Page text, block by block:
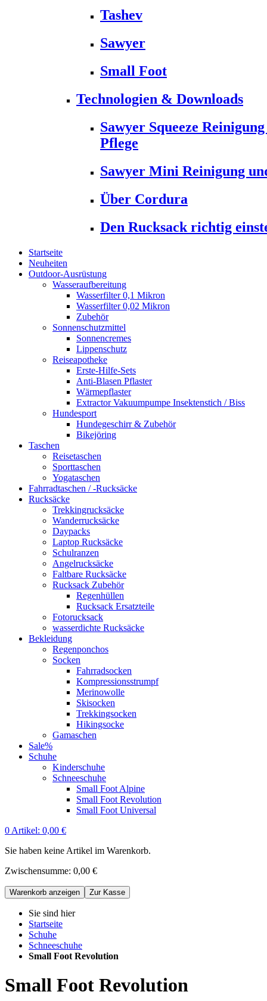
Tashev
Sawyer
Small Foot
Technologien & Downloads
Sawyer Squeeze
Pflege
Sawyer Mini Reinigung
Über Cordura
Den Rucksack richtig
Startseite
Neuheiten
Outdoor-Ausrüstung
Wasseraufbereitung
Wasserfilter 0,1 Mikron
Wasserfilter 0,02 Mikron
Zubehör
Sonnenschutzmittel
Sonnencremes
Lippenschutz
Reiseapotheke
Erste-Hilfe-Sets
Anti-Blasen Pflaster
Wärmepflaster
Extractor Vakuumpumpe Insektenstich / Biss
Hundesport
Hundegeschirr & Zubehör
Bikejöring
Taschen
Reisetaschen
Sporttaschen
Yogataschen
Fahrradtaschen / -Rucksäcke
Rucksäcke
Trekkingrucksäcke
Wanderrucksäcke
Daypacks
Laptop Rucksäcke
Schulranzen
Angelrucksäcke
Faltbare Rucksäcke
Rucksack Zubehör
Regenhüllen
Rucksack Ersatzteile
Fotorucksack
wasserdichte Rucksäcke
Bekleidung
Regenponchos
Socken
Fahrradsocken
Kompressionsstrumpf
Merinowolle
Skisocken
Trekkingsocken
Hikingsocke
Gamaschen
Sale%
Schuhe
Kinderschuhe
Schneeschuhe
Small Foot Alpine
Small Foot Revolution
Small Foot Universal
0 Artikel: 0,00 €
Sie haben keine Artikel im Warenkorb.
Zwischensumme: 0,00 €
Warenkorb anzeigen Zur Kasse
Sie sind hier
Startseite
Schuhe
Schneeschuhe
Small Foot Revolution
Small Foot Revolution